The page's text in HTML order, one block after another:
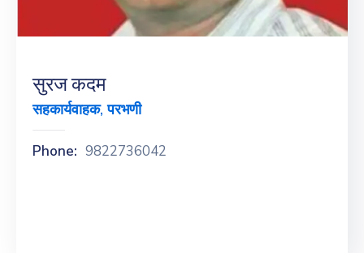
सुरज कदम
सहकार्यवाहक, परभणी
Phone: 9822736042